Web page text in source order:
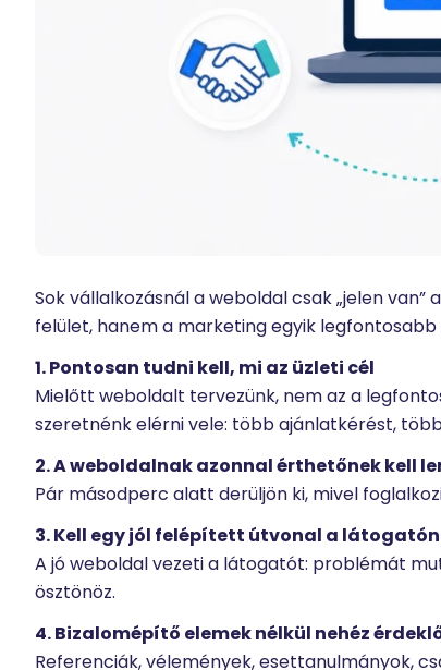
Sok vállalkozásnál a weboldal csak „jelen
felület, hanem a marketing egyik
1. Pontosan tudni kell, mi az üzleti cél
Mielőtt weboldalt tervezünk, nem az a
szeretnénk elérni vele: több ajánlatkérést,
2. A weboldalnak azonnal érthetőnek kell
Pár másodperc alatt derüljön ki, mivel
3. Kell egy jól felépített útvonal a
A jó weboldal vezeti a látogatót: problémát
ösztönöz.
4. Bizalomépítő elemek nélkül nehéz
Referenciák, vélemények, esettanulmányok,